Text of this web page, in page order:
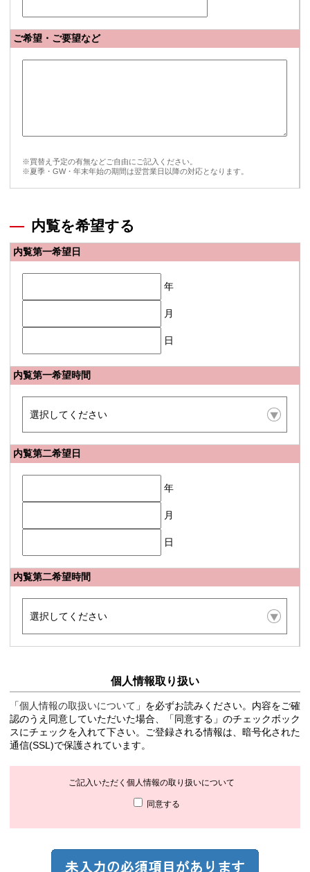
ご希望・ご要望など
※買替え予定の有無などご自由にご記入ください。
※夏季・GW・年末年始の期間は翌営業日以降の対応となります。
内覧を希望する
内覧第一希望日
年
月
日
内覧第一希望時間
内覧第二希望日
年
月
日
内覧第二希望時間
個人情報取り扱い
「個人情報の取扱いについて 」を必ずお読みください。内容をご確
認のうえ同意していただいた場合、「同意する」のチェックボック
スにチェックを入れて下さい。ご登録される情報は、暗号化された
通信(SSL)で保護されています。
ご記入いただく個人情報の取り扱いについて
同意する